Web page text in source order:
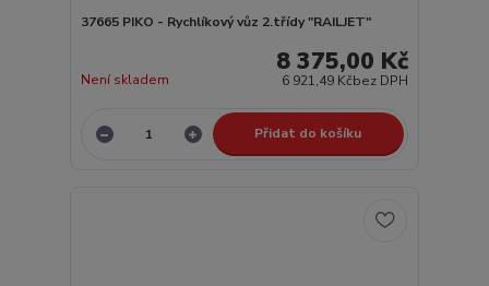
37665 PIKO - Rychlíkový vůz 2.třídy "RAILJET"
8 375,00 Kč
6 921,49 Kčbez DPH
Není skladem
Přidat do košíku